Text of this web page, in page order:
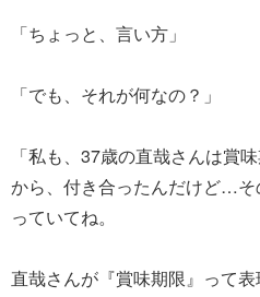
「ちょっと、言い方」
「でも、それが何なの？」
「私も、37歳の直哉さんは賞
から、付き合ったんだけど…
っていてね。
直哉さんが『賞味期限』って表